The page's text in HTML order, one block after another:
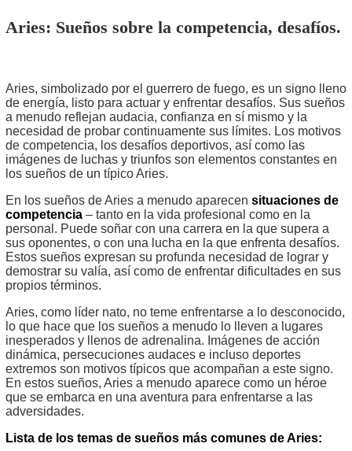
Aries: Sueños sobre la competencia, desafíos.
Aries, simbolizado por el guerrero de fuego, es un signo lleno
de energía, listo para actuar y enfrentar desafíos. Sus sueños
a menudo reflejan audacia, confianza en sí mismo y la
necesidad de probar continuamente sus límites. Los motivos
de competencia, los desafíos deportivos, así como las
imágenes de luchas y triunfos son elementos constantes en
los sueños de un típico Aries.
En los sueños de Aries a menudo aparecen situaciones de
competencia – tanto en la vida profesional como en la
personal. Puede soñar con una carrera en la que supera a
sus oponentes, o con una lucha en la que enfrenta desafíos.
Estos sueños expresan su profunda necesidad de lograr y
demostrar su valía, así como de enfrentar dificultades en sus
propios términos.
Aries, como líder nato, no teme enfrentarse a lo desconocido,
lo que hace que los sueños a menudo lo lleven a lugares
inesperados y llenos de adrenalina. Imágenes de acción
dinámica, persecuciones audaces e incluso deportes
extremos son motivos típicos que acompañan a este signo.
En estos sueños, Aries a menudo aparece como un héroe
que se embarca en una aventura para enfrentarse a las
adversidades.
Lista de los temas de sueños más comunes de Aries: